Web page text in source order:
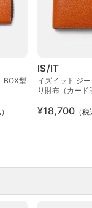
BOX型
IS/IT
イズイット ジ
り財布（カード
¥18,700 （